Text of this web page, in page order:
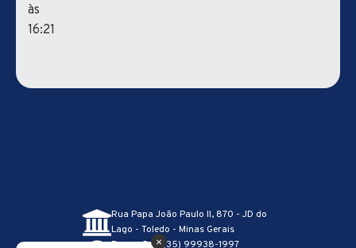
às
16:21
Rua Papa João Paulo II, 870 - JD do
Lago - Toledo - Minas Gerais
Recepção – (35) 99938-1997
×